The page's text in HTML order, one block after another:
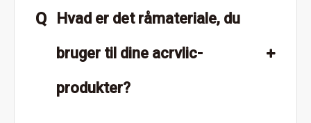
Q
Hvad er det råmateriale, du
bruger til dine acrvlic-
produkter?